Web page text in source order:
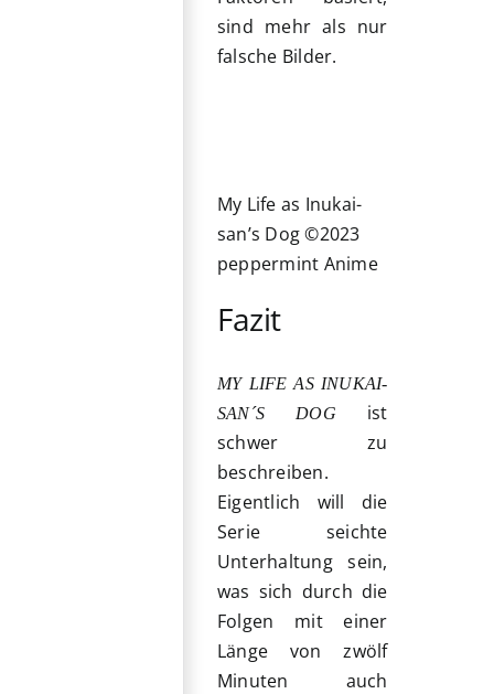
sind mehr als nur
falsche Bilder.
My Life as Inukai-
san’s Dog ©2023
peppermint Anime
Fazit
MY LIFE AS INUKAI-
SAN´S DOG
ist
schwer zu
beschreiben.
Eigentlich will die
Serie seichte
Unterhaltung sein,
was sich durch die
Folgen mit einer
Länge von zwölf
Minuten auch